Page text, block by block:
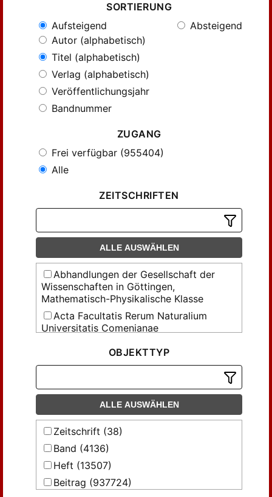
SORTIERUNG
Aufsteigend
Absteigend
Autor (alphabetisch)
Titel (alphabetisch)
Verlag (alphabetisch)
Veröffentlichungsjahr
Bandnummer
ZUGANG
Frei verfügbar (955404)
Alle
ZEITSCHRIFTEN
ALLE AUSWÄHLEN
Abhandlungen der Gesellschaft der
Wissenschaften in Göttingen,
Mathematisch-Physikalische Klasse
Acta Facultatis Rerum Naturalium
Universitatis Comenianae
Archiv für mathematische Logik und
Grundlagenforschung
Archivum mathematicum
Beiträge zur Algebra und Geometrie =
Contributions to algebra and geometry
Bulletin de la Société des
Mathématiciens et Physiciens de la RP de
Serbie, Yougoslavie = Vesnik Društva
OBJEKTTYP
ALLE AUSWÄHLEN
Zeitschrift (38)
Band (4136)
Heft (13507)
Beitrag (937724)